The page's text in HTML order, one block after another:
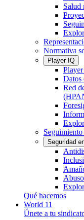
Salud
Normativa
Player IQ
Datos
Red
Seguridad
Qué hacemos
World 11
Únete a tu